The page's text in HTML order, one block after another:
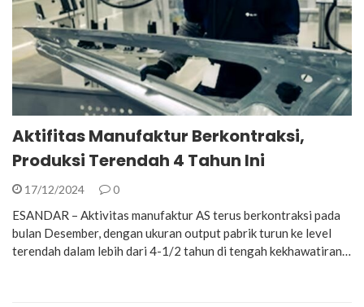
Aktifitas Manufaktur Berkontraksi,
Produksi Terendah 4 Tahun Ini
17/12/2024 0
ESANDAR – Aktivitas manufaktur AS terus berkontraksi pada
bulan Desember, dengan ukuran output pabrik turun ke level
terendah dalam lebih dari 4-1/2 tahun di tengah kekhawatiran…